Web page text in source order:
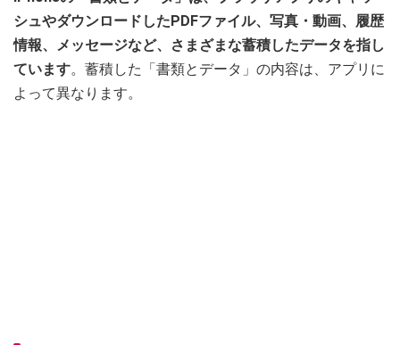
シュやダウンロードしたPDFファイル、写真・動画、履歴
情報、メッセージなど、さまざまな蓄積したデータを指し
ています。蓄積した「書類とデータ」の内容は、アプリに
よって異なります。